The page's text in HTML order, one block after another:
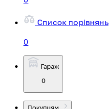
Список порівнянь
0
Гараж
0
Покупцям